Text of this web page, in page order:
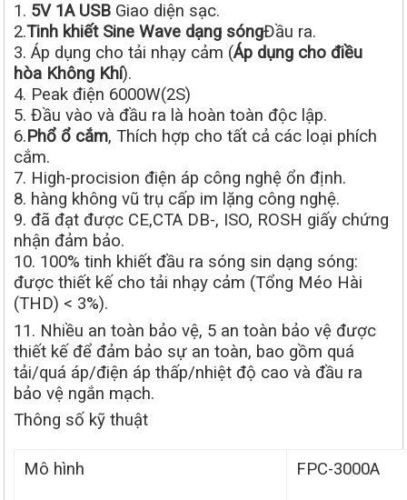
1. 5V 1A USB Giao diện sạc.
2.Tinh khiết Sine Wave dạng sóngĐầu ra.
3. Áp dụng cho tải nhạy cảm (Áp dụng cho điều
hòa Không Khí).
4. Peak điện 6000W(2S)
5. Đầu vào và đầu ra là hoàn toàn độc lập.
6.Phổ ổ cắm, Thích hợp cho tất cả các loại phích
cắm.
7. High-procision điện áp công nghệ ổn định.
8. hàng không vũ trụ cấp im lặng công nghệ.
9. đã đạt được CE,CTA DB-, ISO, ROSH giấy chứng
nhận đảm bảo.
10. 100% tinh khiết đầu ra sóng sin dạng sóng:
được thiết kế cho tải nhạy cảm (Tổng Méo Hài
(THD) < 3%).
11. Nhiều an toàn bảo vệ, 5 an toàn bảo vệ được
thiết kế để đảm bảo sự an toàn, bao gồm quá
tải/quá áp/điện áp thấp/nhiệt độ cao và đầu ra
bảo vệ ngắn mạch.
Thông số kỹ thuật
Mô hình FPC-3000A